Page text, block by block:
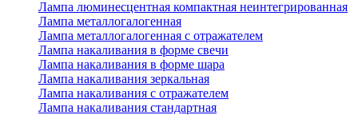
Лампа люминесцентная компактная неинтегрированная
Лампа металлогалогенная
Лампа металлогалогенная с отражателем
Лампа накаливания в форме свечи
Лампа накаливания в форме шара
Лампа накаливания зеркальная
Лампа накаливания с отражателем
Лампа накаливания стандартная